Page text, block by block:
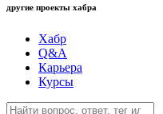
другие проекты хабра
Хабр
Q&A
Карьера
Курсы